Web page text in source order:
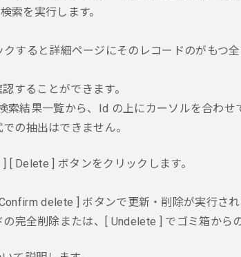
索を実行します。
すると詳細ページにそのレコードのがもつ
することができます。
結果一覧から、Id の上にカーソルを合わせ
の抽出はできません。
Delete ] ボタンをクリックします。
delete ] ボタンで更新・削除が実行され
完全削除または、[ Undelete ] でゴミ箱から